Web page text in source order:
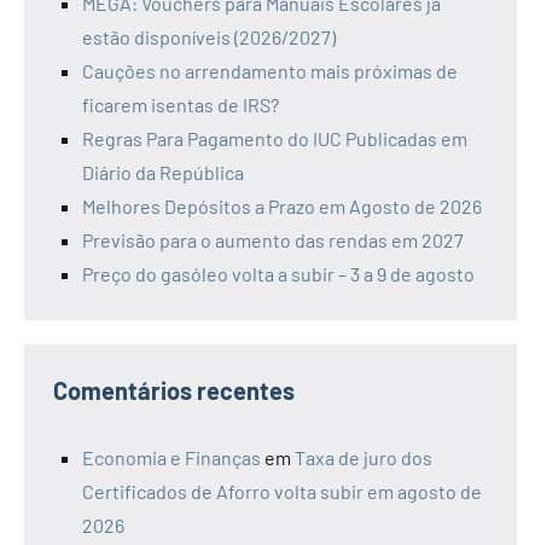
estão disponíveis (2026/2027)
Cauções no arrendamento mais próximas de
ficarem isentas de IRS?
Regras Para Pagamento do IUC Publicadas em
Diário da República
Melhores Depósitos a Prazo em Agosto de 2026
Previsão para o aumento das rendas em 2027
Preço do gasóleo volta a subir – 3 a 9 de agosto
Comentários recentes
Economia e Finanças em Taxa de juro dos
Certificados de Aforro volta subir em agosto de
2026